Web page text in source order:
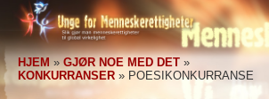
Om oss
Hva er Unge for
Hva er menneskerettigheter?
HJEM» GJØR NOE MED DET »
KONKURRANSER » POESIKONKURRANSE